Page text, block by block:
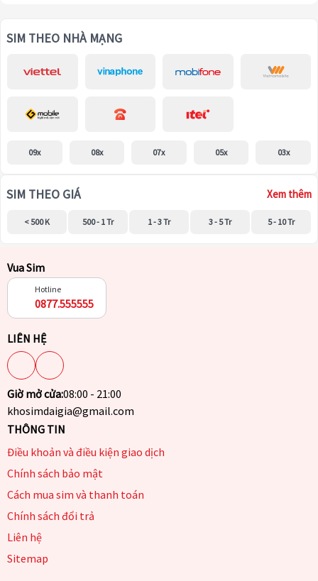
SIM THEO NHÀ MẠNG
09x 08x 07x 05x 03x
SIM THEO GIÁ Xem thêm
< 500 K 500 - 1 Tr 1 - 3 Tr 3 - 5 Tr 5 - 10 Tr
Vua Sim
Hotline
0877.555555
LIÊN HỆ
Giờ mở cửa:08:00 - 21:00
khosimdaigia@gmail.com
THÔNG TIN
Điều khoản và điều kiện giao dịch
Chính sách bảo mật
Cách mua sim và thanh toán
Chính sách đổi trả
Liên hệ
Sitemap